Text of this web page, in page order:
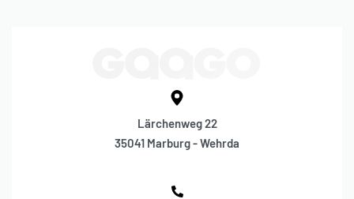
Lärchenweg 22
35041 Marburg - Wehrda